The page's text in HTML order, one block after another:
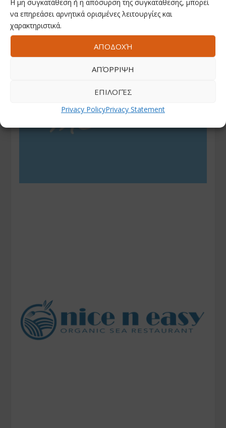
Η μη συγκατάθεση ή η απόσυρση της συγκατάθεσης, μπορεί
να επηρεάσει αρνητικά ορισμένες λειτουργίες και
χαρακτηριστικά.
ΑΠΟΔΟΧΉ
ΑΠΌΡΡΙΨΗ
ΕΠΙΛΟΓΈΣ
Privacy PolicyPrivacy Statement